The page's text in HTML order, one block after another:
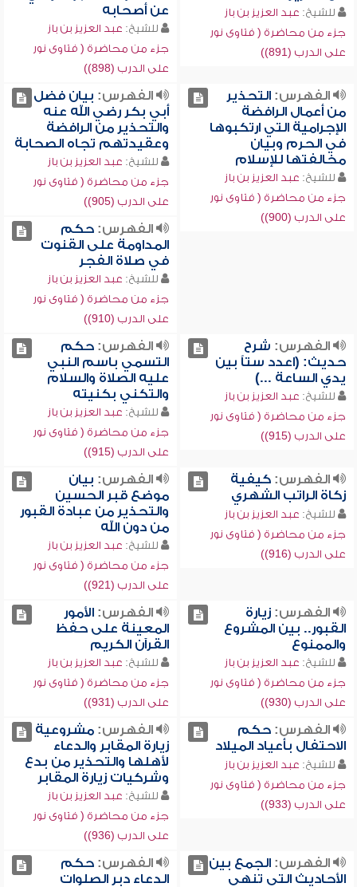
للشيخ: عبد العزيز بن باز
جزء من محاضرة ( فتاوى نور
على الدرب (891))
عن أصحابه
للشيخ: عبد العزيز بن باز
جزء من محاضرة ( فتاوى نور
على الدرب (898))
الفهرس:التحذير
من أعمال الرافضة
الإجرامية التي ارتكبوها
في الحرم وبيان
مخالفتها للإسلام
للشيخ: عبد العزيز بن باز
جزء من محاضرة ( فتاوى نور
على الدرب (900))
الفهرس: بيان فضل
أبي بكر رضي الله عنه
والتحذير من الرافضة
وعقيدتهم تجاه الصحابة
للشيخ: عبد العزيز بن باز
جزء من محاضرة ( فتاوى نور
على الدرب (905))
الفهرس:حكم
المداومة على القنوت
في صلاة الفجر
للشيخ: عبد العزيز بن باز
جزء من محاضرة ( فتاوى نور
على الدرب (910))
الفهرس: شرح
حديث: (اعدد ستاً بين
يدي الساعة ...)
للشيخ: عبد العزيز بن باز
جزء من محاضرة ( فتاوى نور
على الدرب (915))
الفهرس:حكم
التسمي باسم النبي
عليه الصلاة والسلام
والتكني بكنيته
للشيخ: عبد العزيز بن باز
جزء من محاضرة ( فتاوى نور
على الدرب (915))
الفهرس:كيفية
زكاة الراتب الشهري
للشيخ: عبد العزيز بن باز
جزء من محاضرة ( فتاوى نور
على الدرب (916))
الفهرس: بيان
موضع قبر الحسين
والتحذير من عبادة القبور
من دون الله
للشيخ: عبد العزيز بن باز
جزء من محاضرة ( فتاوى نور
على الدرب (921))
الفهرس:زيارة
القبور.. بين المشروع
والممنوع
للشيخ: عبد العزيز بن باز
جزء من محاضرة ( فتاوى نور
على الدرب (930))
الفهرس:الأمور
المعينة على حفظ
القرآن الكريم
للشيخ: عبد العزيز بن باز
جزء من محاضرة ( فتاوى نور
على الدرب (931))
الفهرس:حكم
الاحتفال بأعياد الميلاد
للشيخ: عبد العزيز بن باز
جزء من محاضرة ( فتاوى نور
على الدرب (933))
الفهرس:مشروعية
زيارة المقابر والدعاء
لأهلها والتحذير من بدع
وشركيات زيارة المقابر
للشيخ: عبد العزيز بن باز
جزء من محاضرة ( فتاوى نور
على الدرب (936))
الفهرس:الجمع بين
الأحاديث التي تنهى
الفهرس:حكم
الدعاء دبر الصلوات